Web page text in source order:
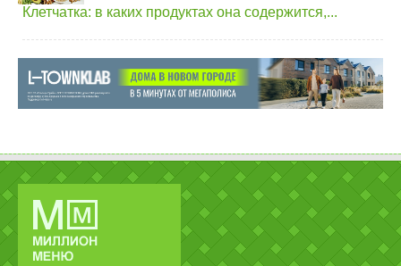
Клетчатка: в каких продуктах она содержится,...